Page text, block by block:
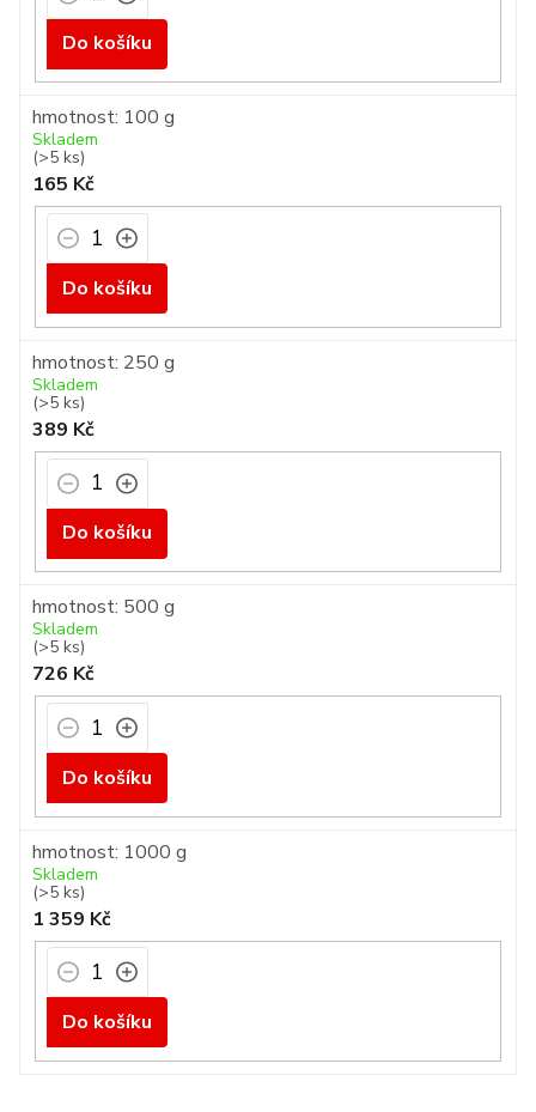
Do košíku
hmotnost: 100 g
Skladem
(>5 ks)
165 Kč
Do košíku
hmotnost: 250 g
Skladem
(>5 ks)
389 Kč
Do košíku
hmotnost: 500 g
Skladem
(>5 ks)
726 Kč
Do košíku
hmotnost: 1000 g
Skladem
(>5 ks)
1 359 Kč
Do košíku